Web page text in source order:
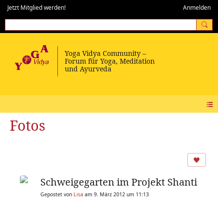
Jetzt Mitglied werden! Anmelden
Fotos
Schweigegarten im Projekt Shanti
Gepostet von Lisa am 9. März 2012 um 11:13